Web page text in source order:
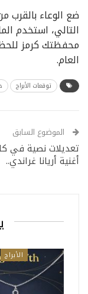
ضع الوعاء بالقرب
التالي، استخدم
محفظتك كرمز للحظ
العام.
توقعات الأبراج
الموضوع السابق
تعديلات نصية في
أغنية أريانا غراندي..
الأبراج